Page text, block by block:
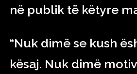
në publik të këtyre
“Nuk dimë se kush
kësaj. Nuk dimë